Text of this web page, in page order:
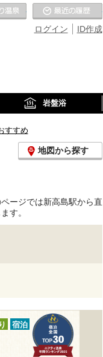
ID作成
ログイン
お気に入りの温泉
岩盤浴
すすめ
地図から探す
ージでは新高島駅から直
す。
宿泊